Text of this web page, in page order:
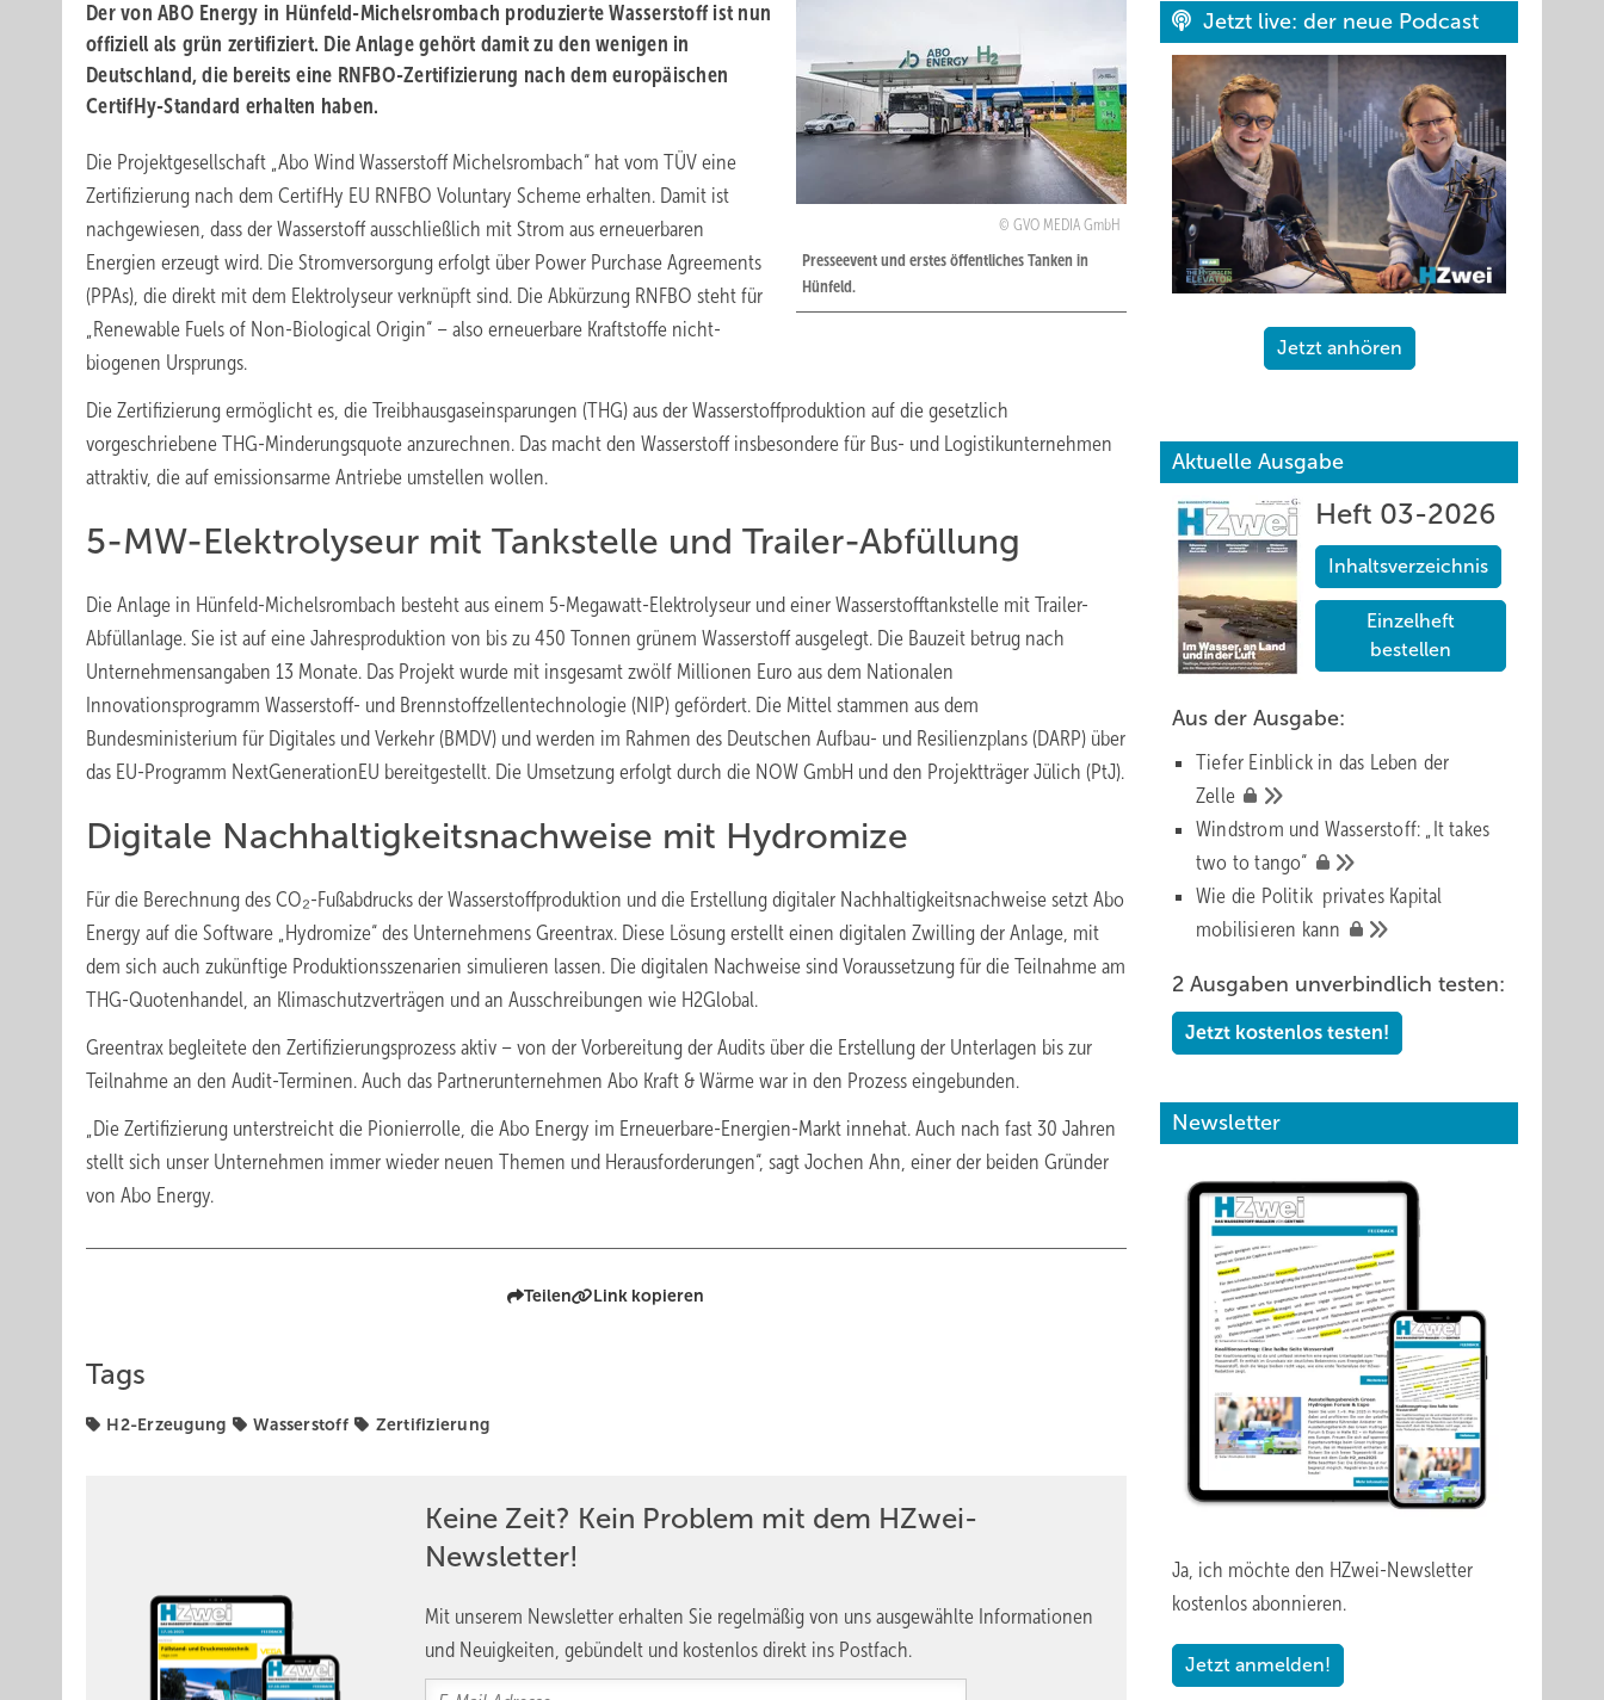
GVO MEDIA GmbH
Presseevent und erstes öffentliches Tanken in
Hünfeld.
Der von ABO Energy in Hünfeld-Michelsrombach produzierte Wasserstoff ist nun
offiziell als grün zertifiziert. Die Anlage gehört damit zu den wenigen in
Deutschland, die bereits eine RNFBO-Zertifizierung nach dem europäischen
CertifHy-Standard erhalten haben.
Die Projektgesellschaft „Abo Wind Wasserstoff Michelsrombach“ hat vom TÜV eine
Zertifizierung nach dem CertifHy EU RNFBO Voluntary Scheme erhalten. Damit ist
nachgewiesen, dass der Wasserstoff ausschließlich mit Strom aus erneuerbaren
Energien erzeugt wird. Die Stromversorgung erfolgt über Power Purchase Agreements
(PPAs), die direkt mit dem Elektrolyseur verknüpft sind. Die Abkürzung RNFBO steht für
„Renewable Fuels of Non-Biological Origin“ – also erneuerbare Kraftstoffe nicht-
biogenen Ursprungs.
Die Zertifizierung ermöglicht es, die Treibhausgaseinsparungen (THG) aus der Wasserstoffproduktion auf die gesetzlich
vorgeschriebene THG-Minderungsquote anzurechnen. Das macht den Wasserstoff insbesondere für Bus- und Logistikunternehmen
attraktiv, die auf emissionsarme Antriebe umstellen wollen.
5-MW-Elektrolyseur mit Tankstelle und Trailer-Abfüllung
Die Anlage in Hünfeld-Michelsrombach besteht aus einem 5-Megawatt-Elektrolyseur und einer Wasserstofftankstelle mit Trailer-
Abfüllanlage. Sie ist auf eine Jahresproduktion von bis zu 450 Tonnen grünem Wasserstoff ausgelegt. Die Bauzeit betrug nach
Unternehmensangaben 13 Monate. Das Projekt wurde mit insgesamt zwölf Millionen Euro aus dem Nationalen
Innovationsprogramm Wasserstoff- und Brennstoffzellentechnologie (NIP) gefördert. Die Mittel stammen aus dem
Bundesministerium für Digitales und Verkehr (BMDV) und werden im Rahmen des Deutschen Aufbau- und Resilienzplans (DARP) über
das EU-Programm NextGenerationEU bereitgestellt. Die Umsetzung erfolgt durch die NOW GmbH und den Projektträger Jülich (PtJ).
Digitale Nachhaltigkeitsnachweise mit Hydromize
Für die Berechnung des CO₂-Fußabdrucks der Wasserstoffproduktion und die Erstellung digitaler Nachhaltigkeitsnachweise setzt Abo
Energy auf die Software „Hydromize“ des Unternehmens Greentrax. Diese Lösung erstellt einen digitalen Zwilling der Anlage, mit
dem sich auch zukünftige Produktionsszenarien simulieren lassen. Die digitalen Nachweise sind Voraussetzung für die Teilnahme am
THG-Quotenhandel, an Klimaschutzverträgen und an Ausschreibungen wie H2Global.
Greentrax begleitete den Zertifizierungsprozess aktiv – von der Vorbereitung der Audits über die Erstellung der Unterlagen bis zur
Teilnahme an den Audit-Terminen. Auch das Partnerunternehmen Abo Kraft & Wärme war in den Prozess eingebunden.
„Die Zertifizierung unterstreicht die Pionierrolle, die Abo Energy im Erneuerbare-Energien-Markt innehat. Auch nach fast 30 Jahren
stellt sich unser Unternehmen immer wieder neuen Themen und Herausforderungen“, sagt Jochen Ahn, einer der beiden Gründer
von Abo Energy.
Teilen Link kopieren
Tags
H2-Erzeugung Wasserstoff Zertifizierung
Keine Zeit? Kein Problem mit dem HZwei-
Newsletter!
Mit unserem Newsletter erhalten Sie regelmäßig von uns ausgewählte Informationen
und Neuigkeiten, gebündelt und kostenlos direkt ins Postfach.
Jetzt live: der neue Podcast
Jetzt anhören
Aktuelle Ausgabe
Heft 03-2026
Inhaltsverzeichnis
Einzelheft
bestellen
Aus der Ausgabe:
Tiefer Einblick in das Leben der
Zelle
Windstrom und Wasserstoff: „It takes
two totango“
Wie die Politik privates Kapital
mobilisieren kann
2 Ausgaben unverbindlich testen:
Jetzt kostenlos testen!
Newsletter
Ja, ich möchte den HZwei-Newsletter
kostenlos abonnieren.
Jetzt anmelden!